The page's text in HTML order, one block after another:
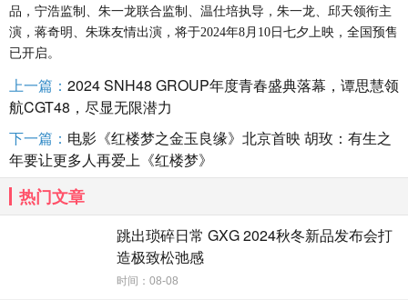
品，宁浩监制、朱一龙联合监制、温仕培执导，朱一龙、邱天领衔主
演，蒋奇明、朱珠友情出演，将于2024年8月10日七夕上映，全国预售
已开启。
上一篇： 2024 SNH48 GROUP年度青春盛典落幕，谭思慧领
航CGT48，尽显无限潜力
下一篇： 电影《红楼梦之金玉良缘》北京首映 胡玫：有生之
年要让更多人再爱上《红楼梦》
热门文章
跳出琐碎日常 GXG 2024秋冬新品发布会打
造极致松弛感
时间：08-08